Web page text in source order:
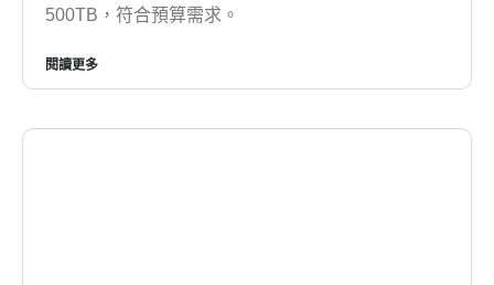
500TB，符合預算需求。
閱讀更多